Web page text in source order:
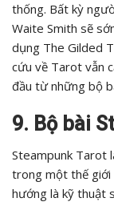
thống. Bất kỳ
Waite Smith sẽ
dụng The Gilded
cứu về Tarot vẫn
đầu từ những bộ
9. Bộ bài
Steampunk Tarot
trong một thế giới
hướng là kỹ thuật